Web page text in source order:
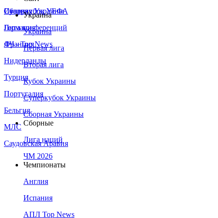
Сборная Украины
Италия
Германия
Франция
Нидерланды
Турция
Португалия
Бельгия
МЛС
Саудовская Аравия
Суперкубок УЕФА
Лига конференций
ЛЧ - Top News
Украина
Украина
Первая лига
Вторая лига
Кубок Украины
Суперкубок Украины
Сборная Украины
Сборные
Лига наций
ЧМ 2026
Чемпионаты
Англия
Испания
АПЛ Top News